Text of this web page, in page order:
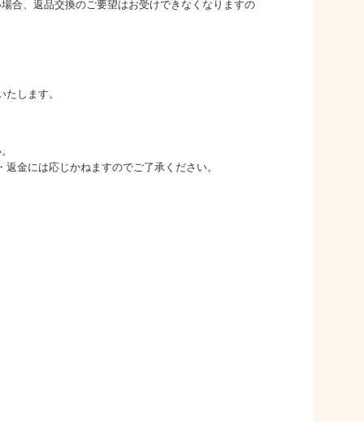
合、返品交換のご要望はお受けできなくなりますの
たします。
金には応じかねますのでご了承ください。